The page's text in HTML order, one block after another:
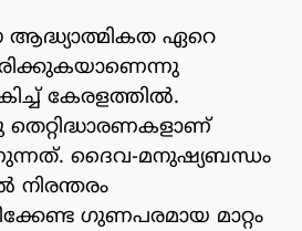
ഏറെ
കേരളത്തില്‍.
ദൈവ-മനുഷ്യബന്ധം
നിരന്തരം
ഗുണപരമായ മാറ്റം